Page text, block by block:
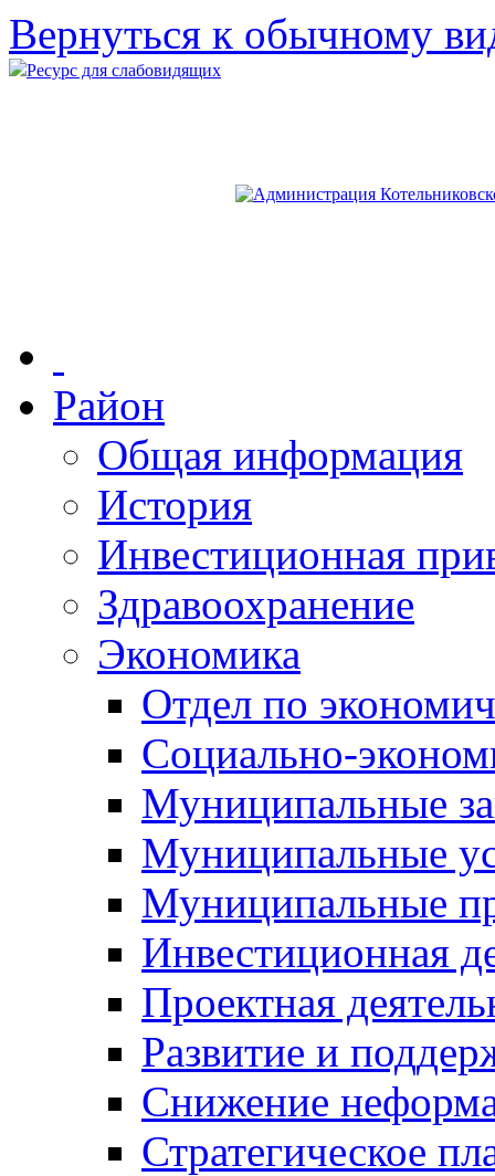
Вернуться к обычному
Ресурс для слабовидящих
Район
Общая информация
История
Инвестиционная
Здравоохранение
Экономика
Отдел по
Социально-
Муниципальные
Муниципальные
Муниципальные
Инвестиционная
Проектная
Развитие и
Снижение
Стратегическое